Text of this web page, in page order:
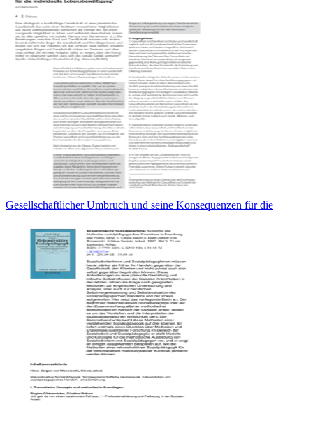
Gesellschaftlicher Umbruch und seine Konsequenzen für die